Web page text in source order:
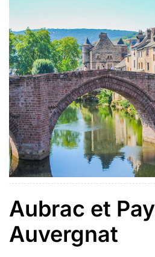
Aubrac et
Auvergnat